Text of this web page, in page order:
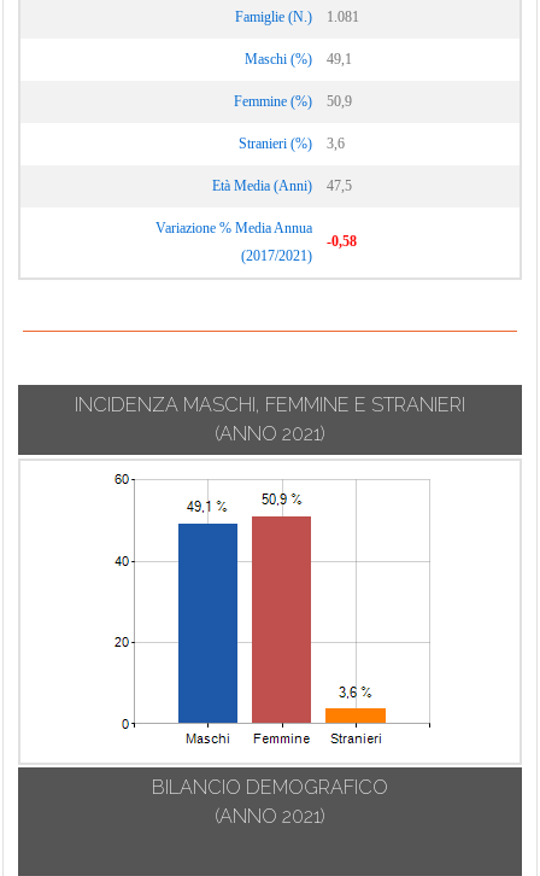
Famiglie (N.) 1.081
Maschi (%) 49,1
Femmine (%) 50,9
Stranieri (%) 3,6
Età Media (Anni) 47,5
Variazione % Media Annua
(2017/2021)
-0,58
INCIDENZA MASCHI, FEMMINE E STRANIERI
(ANNO 2021)
BILANCIO DEMOGRAFICO
(ANNO 2021)